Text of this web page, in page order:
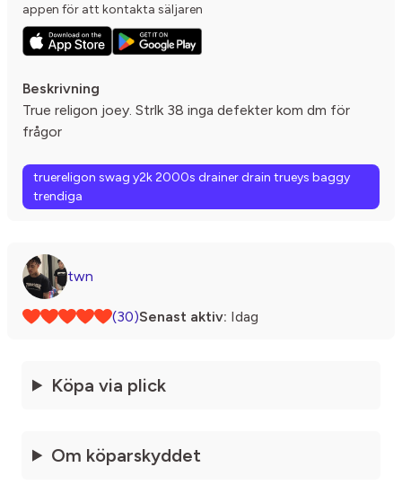
appen för att kontakta säljaren
Beskrivning
True religon joey. Strlk 38 inga defekter kom dm för
frågor
truereligon swag y2k 2000s drainer drain trueys baggy
trendiga
twn
(30)Senast aktiv: Idag
Köpa via plick
Om köparskyddet